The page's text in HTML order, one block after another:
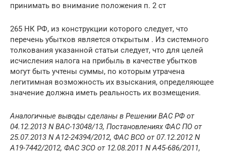
принимать во внимание положения п. 2 ст
265 НК РФ, из конструкции которого следует, что
перечень убытков является открытым . Из системного
толкования указанной статьи следует, что для целей
исчисления налога на прибыль в качестве убытков
могут быть учтены суммы, по которым утрачена
легитимная возможность их взыскания, определяющее
значение должна иметь реальность их возмещения.
Аналогичные выводы сделаны в Решении ВАС РФ от
04.12.2013 N ВАС-13048/13, Постановлениях ФАС ПО от
25.07.2013 N А12-24394/2012, ФАС ВСО от 07.12.2012 N
А19-7442/2012, ФАС ЗСО от 12.08.2011 N А45-686/2011,